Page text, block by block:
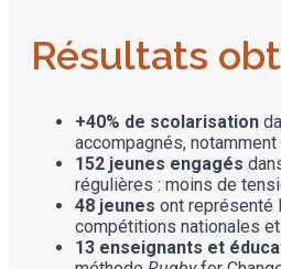
Résultats
+40% de scolarisation
accompagnés,
152 jeunes engagés
régulières : moins de
48 jeunes ont représenté
compétitions nationales
13 enseignants et